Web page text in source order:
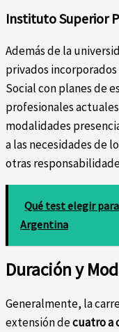
Instituto Superior
Además de la
privados
Social con planes de
profesionales
modalidades
a las necesidades de
otras
Qué test elegir
Argentina
Duración y
Generalmente, la
extensión decuatro a